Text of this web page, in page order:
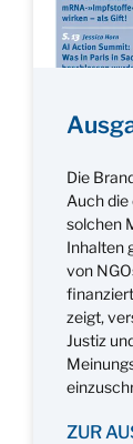
Die
Auch
solchen
Inhalten
von
zeigt,
Justiz
ZUR